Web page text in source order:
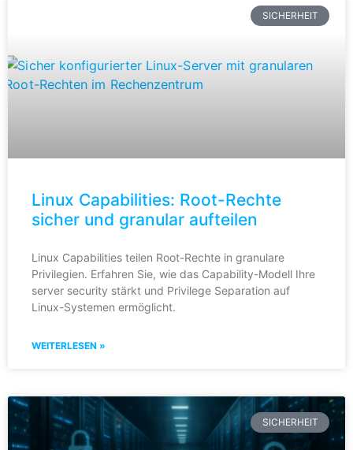
SICHERHEIT
Linux Capabilities: Root-Rechte
sicher und granular aufteilen
Linux Capabilities teilen Root-Rechte in granulare
Privilegien. Erfahren Sie, wie das Capability-Modell Ihre
server security stärkt und Privilege Separation auf
Linux-Systemen ermöglicht.
WEITERLESEN »
SICHERHEIT